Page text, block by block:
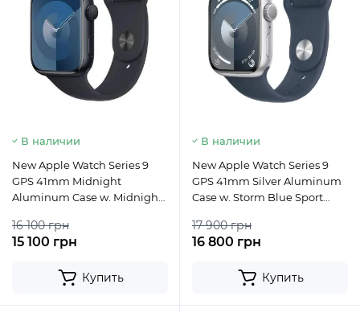
В наличии
New Apple Watch Series 9
GPS 41mm Midnight
Aluminum Case w. Midnight
16 100 грн
15 100 грн
Купить
В наличии
New Apple Watch Series 9
GPS 41mm Silver Aluminum
Case w. Storm Blue Sport
17 900 грн
16 800 грн
Купить